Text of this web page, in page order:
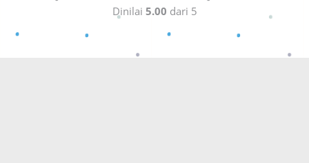
Dinilai 5.00 dari 5